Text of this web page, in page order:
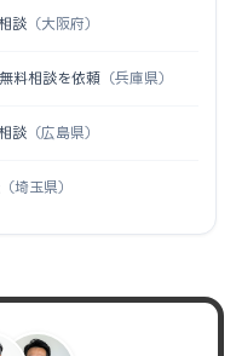
談 （大阪府）
料相談を依頼 （兵庫県）
談 （広島県）
（埼玉県）